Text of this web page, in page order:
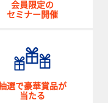
会員限定の
セミナー開催
選で豪華賞品が
当たる